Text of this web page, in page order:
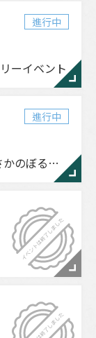
進行中
ーイベント
進行中
「澎湖に到着した瞬間、1600万年をさかのぼる旅へ」— 潘氏澎湖ワニ化石レプリカ、澎湖空港で展示中